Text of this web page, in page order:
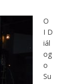
O
I D
iál
og
o
Su